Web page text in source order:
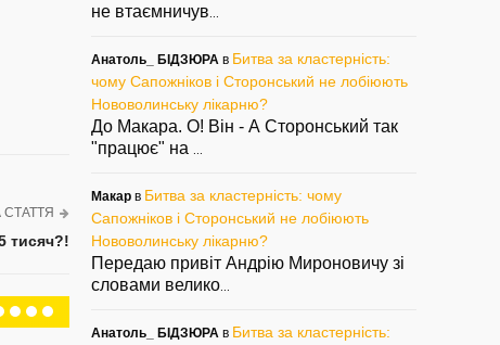
тисяч?!
не втаємничув
Анатоль_ БІДЗЮРА в Битва за кластерність:
чому Сапожніков і Сторонський не лобіюють
Нововолинську лікарню?
До Макара. О! Він - А Сторонський так
"працює" на
Макар в Битва за кластерність: чому
Сапожніков і Сторонський не лобіюють
Нововолинську лікарню?
Передаю привіт Андрію Мироновичу зі
словами велико
Анатоль_ БІДЗЮРА в Битва за кластерність: